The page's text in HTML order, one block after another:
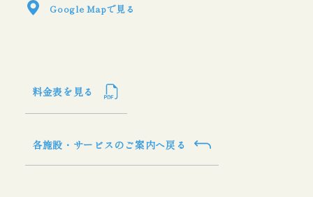
Google Mapで見る
料金表を見る
各施設・サービスのご案内へ戻る